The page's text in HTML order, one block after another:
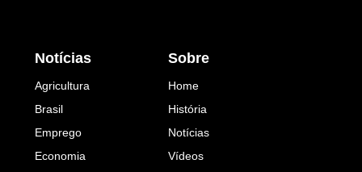
Notícias
Agricultura
Brasil
Emprego
Economia
Sobre
Home
História
Notícias
Vídeos